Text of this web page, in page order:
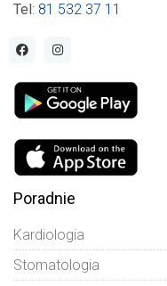
Tel : 81 532 37 11
Poradnie
Kardiologia
Stomatologia